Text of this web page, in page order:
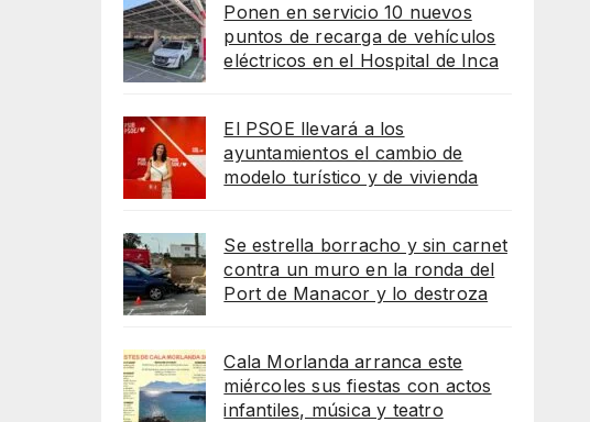
Ponen en servicio 10 nuevos
puntos de recarga de vehículos
eléctricos en el Hospital de Inca
El PSOE llevará a los
ayuntamientos el cambio de
modelo turístico y de vivienda
Se estrella borracho y sin carnet
contra un muro en la ronda del
Port de Manacor y lo destroza
Cala Morlanda arranca este
miércoles sus fiestas con actos
infantiles, música y teatro